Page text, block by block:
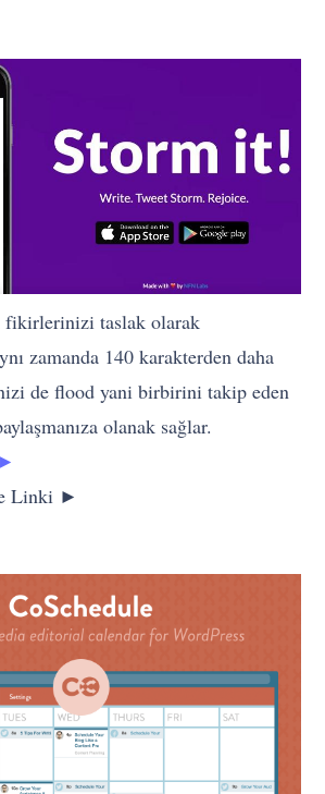
fikirlerinizi taslak olarak
zamanda 140 karakterden daha
de flood yani birbirini takip eden
olanak sağlar.
Linki ►